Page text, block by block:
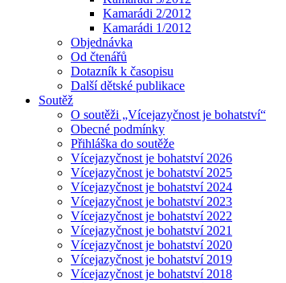
Kamarádi 2/2012
Kamarádi 1/2012
Objednávka
Od čtenářů
Dotazník k časopisu
Další dětské publikace
Soutěž
O soutěži „Vícejazyčnost je bohatství“
Obecné podmínky
Přihláška do soutěže
Vícejazyčnost je bohatství 2026
Vícejazyčnost je bohatství 2025
Vícejazyčnost je bohatství 2024
Vícejazyčnost je bohatství 2023
Vícejazyčnost je bohatství 2022
Vícejazyčnost je bohatství 2021
Vícejazyčnost je bohatství 2020
Vícejazyčnost je bohatství 2019
Vícejazyčnost je bohatství 2018